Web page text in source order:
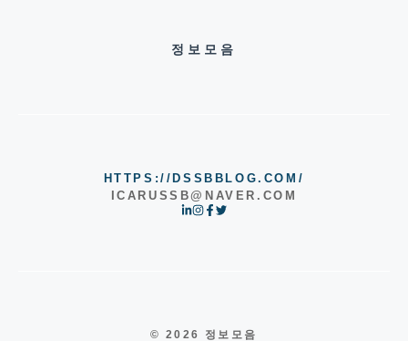
정보모음
HTTPS://DSSBBLOG.COM/
ICARUSSB@NAVER.COM
© 2026 정보모음